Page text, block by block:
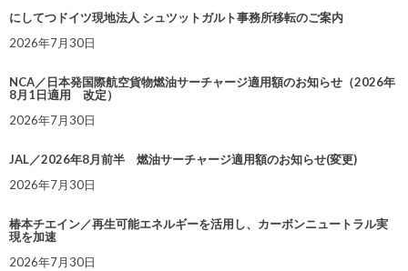
にしてつドイツ現地法人 シュツットガルト事務所移転のご案内
2026年7月30日
NCA／日本発国際航空貨物燃油サーチャージ適用額のお知らせ（2026年
8月1日適用 改定）
2026年7月30日
JAL／2026年8月前半 燃油サーチャージ適用額のお知らせ(変更)
2026年7月30日
椿本チエイン／再生可能エネルギーを活用し、カーボンニュートラル実
現を加速
2026年7月30日